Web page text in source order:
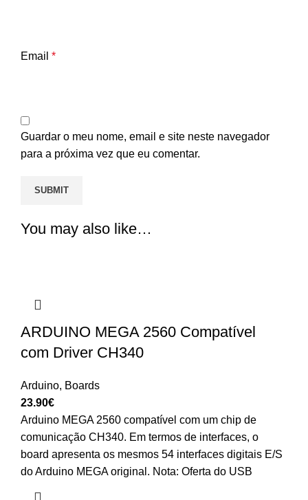
Email *
Guardar o meu nome, email e site neste navegador
para a próxima vez que eu comentar.
You may also like…
ARDUINO MEGA 2560 Compatível
com Driver CH340
Arduino, Boards
23.90€
Arduino MEGA 2560 compatível com um chip de
comunicação CH340. Em termos de interfaces, o
board apresenta os mesmos 54 interfaces digitais E/S
do Arduino MEGA original. Nota: Oferta do USB